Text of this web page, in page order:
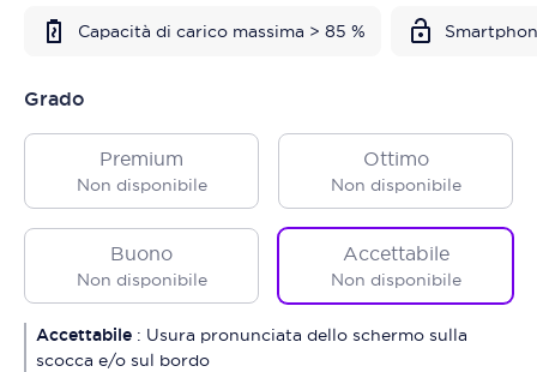
Capacità di carico massima > 85 %
Grado
Premium
Non disponibile
Ottimo
Non disponibile
Buono
Non disponibile
Accettabile
Non disponibile
Accettabile : Usura pronunciata dello schermo sulla
scocca e/o sul bordo